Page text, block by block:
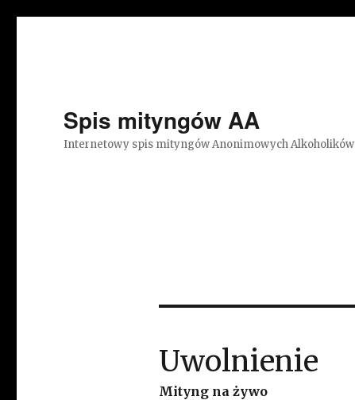
Spis mityngów AA
Internetowy spis mityngów Anonimowych Alkoholików
Uwolnienie
Mityng na żywo